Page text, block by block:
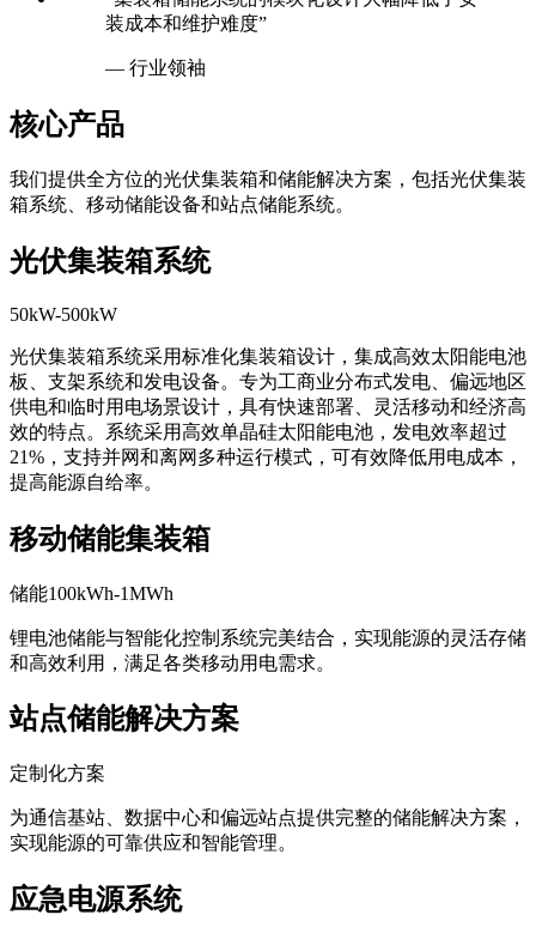
装成本和维护难度”
— 行业领袖
核心产品
我们提供全方位的光伏集装箱和储能解决方案，包括光伏集装
箱系统、移动储能设备和站点储能系统。
光伏集装箱系统
50kW-500kW
光伏集装箱系统采用标准化集装箱设计，集成高效太阳能电池
板、支架系统和发电设备。专为工商业分布式发电、偏远地区
供电和临时用电场景设计，具有快速部署、灵活移动和经济高
效的特点。系统采用高效单晶硅太阳能电池，发电效率超过
21%，支持并网和离网多种运行模式，可有效降低用电成本，
提高能源自给率。
移动储能集装箱
储能100kWh-1MWh
锂电池储能与智能化控制系统完美结合，实现能源的灵活存储
和高效利用，满足各类移动用电需求。
站点储能解决方案
定制化方案
为通信基站、数据中心和偏远站点提供完整的储能解决方案，
实现能源的可靠供应和智能管理。
应急电源系统